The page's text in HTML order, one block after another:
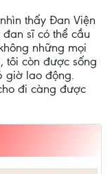
thấy Đan Viện
sĩ có thể cầu
những mọi
tôi còn được sống
giờ lao động.
đi càng được